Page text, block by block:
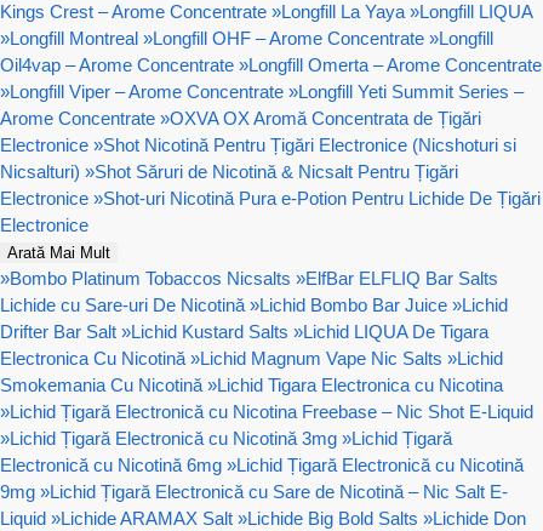
Kings Crest – Arome Concentrate »Longfill La Yaya »Longfill LIQUA
»Longfill Montreal »Longfill OHF – Arome Concentrate »Longfill
Oil4vap – Arome Concentrate »Longfill Omerta – Arome Concentrate
»Longfill Viper – Arome Concentrate »Longfill Yeti Summit Series –
Arome Concentrate »OXVA OX Aromă Concentrata de Țigări
Electronice »Shot Nicotină Pentru Țigări Electronice (Nicshoturi si
Nicsalturi) »Shot Săruri de Nicotină & Nicsalt Pentru Țigări
Electronice »Shot-uri Nicotină Pura e-Potion Pentru Lichide De Țigări
Electronice
Arată Mai Mult
»Bombo Platinum Tobaccos Nicsalts »ElfBar ELFLIQ Bar Salts
Lichide cu Sare-uri De Nicotină »Lichid Bombo Bar Juice »Lichid
Drifter Bar Salt »Lichid Kustard Salts »Lichid LIQUA De Tigara
Electronica Cu Nicotină »Lichid Magnum Vape Nic Salts »Lichid
Smokemania Cu Nicotină »Lichid Tigara Electronica cu Nicotina
»Lichid Țigară Electronică cu Nicotina Freebase – Nic Shot E-Liquid
»Lichid Țigară Electronică cu Nicotină 3mg »Lichid Țigară
Electronică cu Nicotină 6mg »Lichid Țigară Electronică cu Nicotină
9mg »Lichid Țigară Electronică cu Sare de Nicotină – Nic Salt E-
Liquid »Lichide ARAMAX Salt »Lichide Big Bold Salts »Lichide Don